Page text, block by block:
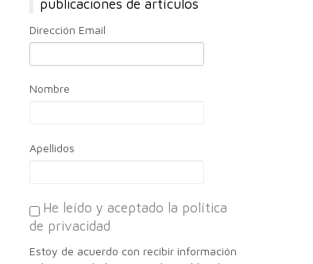
publicaciones de artículos
Dirección Email
Nombre
Apellidos
He leído y aceptado la política
de privacidad
Estoy de acuerdo con recibir información